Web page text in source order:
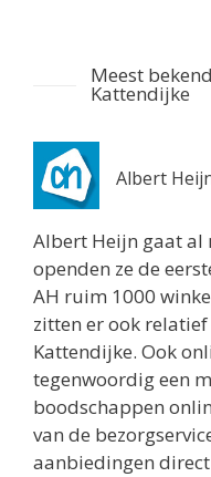
Utrecht 3511CE
Routebeschrijving
Albert Heijn
Twijnstraat 8
Utrecht 3511ZK
0.8 km
Routebeschrijving
Jumbo Utrecht
Biltstraat 74
Utrecht 3572BG
0.8 km
Routebeschrijving
Meest
Kattendijke
Albert
Albert Heijn gaat al
openden ze de
AH ruim 1000
zitten er ook
Kattendijke. Ook
tegenwoordig een
boodschappen
van de
aanbiedingen